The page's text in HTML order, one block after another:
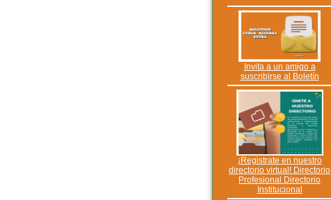
Invita a un amigo a
suscribirse al Boletín
¡Registrate en nuestro
directorio virtual! Directorio
Profesional Directorio
Institucional